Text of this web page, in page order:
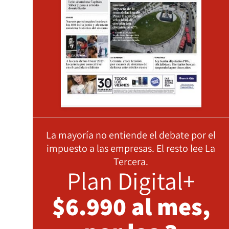
La mayoría no entiende el debate por el
impuesto a las empresas. El resto lee La
Tercera.
Plan Digital+
$6.990 al mes,